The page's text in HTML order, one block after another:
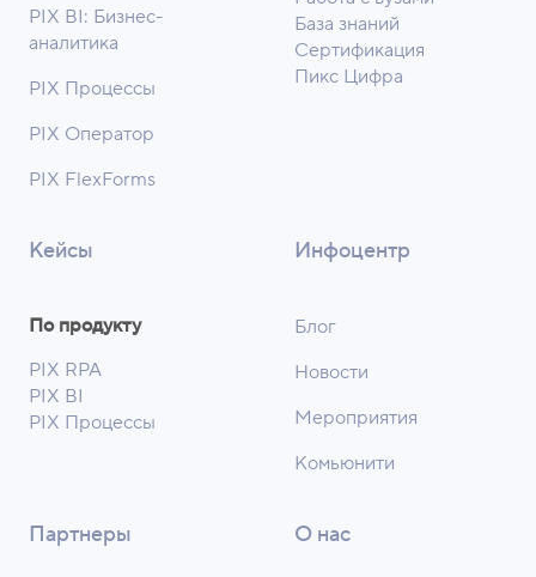
PIX BI: Бизнес-
аналитика
PIX Процессы
PIX Оператор
PIX FlexForms
База знаний
Сертификация
Пикс Цифра
Кейсы
По продукту
PIX RPA
PIX BI
PIX Процессы
Инфоцентр
Блог
Новости
Мероприятия
Комьюнити
Партнеры О нас